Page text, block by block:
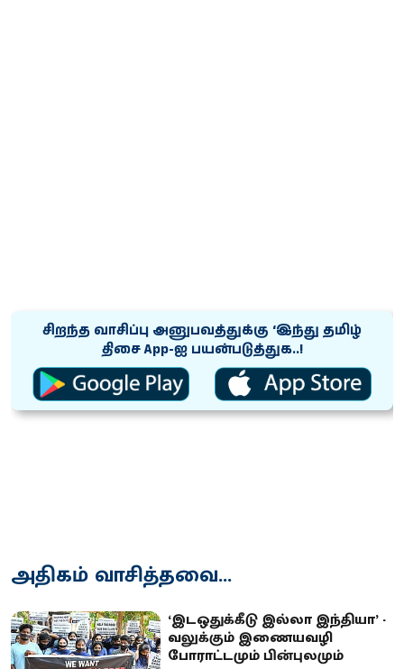
சிறந்த வாசிப்பு அனுபவத்துக்கு ‘இந்து தமிழ்
திசை App-ஐ பயன்படுத்துக..!
அதிகம் வாசித்தவை...
‘இடஒதுக்கீடு இல்லா இந்தியா’ -
வலுக்கும் இணையவழி
போராட்டமும் பின்புலமும்